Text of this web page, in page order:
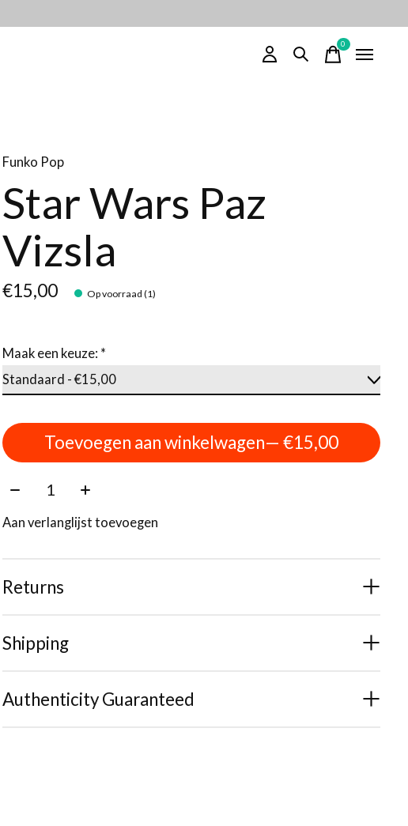
0items
Funko Pop
Star Wars Paz
Vizsla
€15,00 Op voorraad (1)
Maak een keuze: *
Toevoegen aan winkelwagen
— €15,00
Aantal:
Aan verlanglijst toevoegen
Returns
Shipping
Authenticity Guaranteed